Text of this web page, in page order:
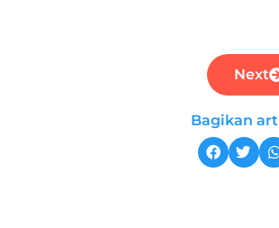
Next
Bagikan